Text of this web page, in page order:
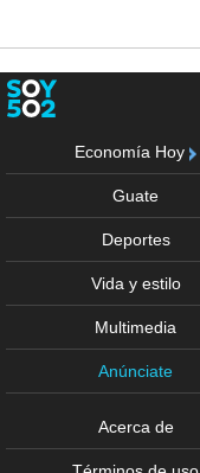
Economía Hoy
Guate
Deportes
Vida y estilo
Multimedia
Anúnciate
Acerca de